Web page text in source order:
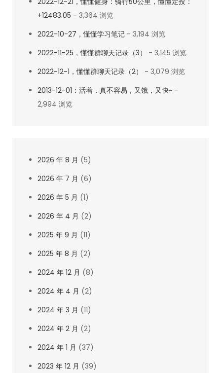
+12483.05 - 3,364 浏览
2022-10-27，懂懂学习笔记 - 3,194 浏览
2022-11-25，懂懂群聊天记录（3）
- 3,145 浏览
2022-12-1，懂懂群聊天记录（2）
- 3,079 浏览
2013-12-01：活着，真不容易，又饿，又快~ -
2,994 浏览
2026 年 8 月 (5)
2026 年 7 月 (6)
2026 年 5 月 (1)
2026 年 4 月 (2)
2025 年 9 月 (11)
2025 年 8 月 (2)
2024 年 12 月 (8)
2024 年 4 月 (2)
2024 年 3 月 (11)
2024 年 2 月 (2)
2024 年 1 月 (37)
2023 年 12 月 (39)